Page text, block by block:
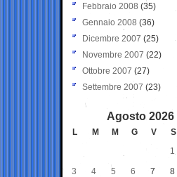
Febbraio 2008 (35)
Gennaio 2008 (36)
Dicembre 2007 (25)
Novembre 2007 (22)
Ottobre 2007 (27)
Settembre 2007 (23)
Agosto 2026
L M M G V S
1
3 4 5 6 7 8